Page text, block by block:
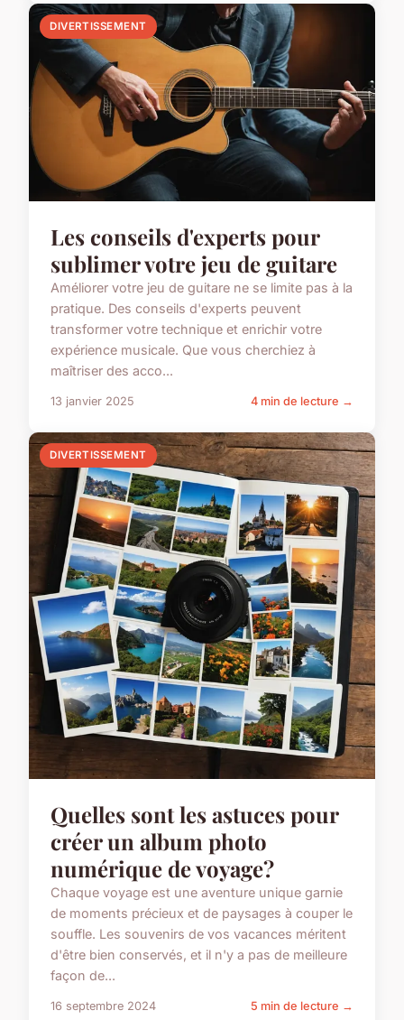
DIVERTISSEMENT
Les conseils d'experts pour
sublimer votre jeu de guitare
Améliorer votre jeu de guitare ne se limite pas à la
pratique. Des conseils d'experts peuvent
transformer votre technique et enrichir votre
expérience musicale. Que vous cherchiez à
maîtriser des acco...
13 janvier 2025 4 min de lecture →
DIVERTISSEMENT
Quelles sont les astuces pour
créer un album photo
numérique de voyage?
Chaque voyage est une aventure unique garnie
de moments précieux et de paysages à couper le
souffle. Les souvenirs de vos vacances méritent
d'être bien conservés, et il n'y a pas de meilleure
façon de...
16 septembre 2024 5 min de lecture →